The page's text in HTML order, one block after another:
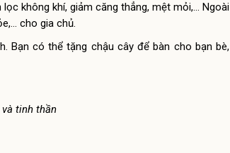
không khí, giảm căng thẳng, mệt mỏi,… Ngoài
cho gia chủ.
Bạn có thể tặng chậu cây để bàn cho bạn bè,
tinh thần